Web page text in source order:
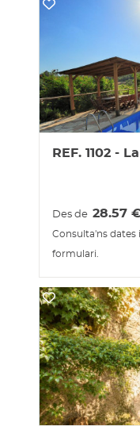
REF. 1102 -
Des de 28.57
Consulta'ns dates
formulari.